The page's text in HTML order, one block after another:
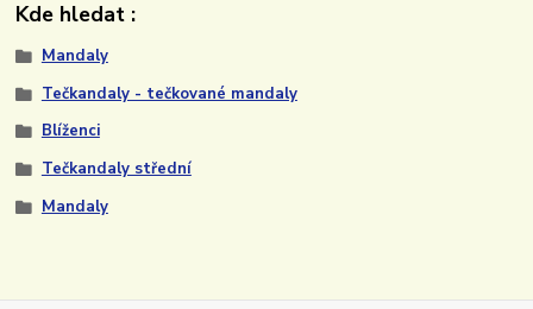
Kde hledat :
Mandaly
Tečkandaly - tečkované mandaly
Blíženci
Tečkandaly střední
Mandaly